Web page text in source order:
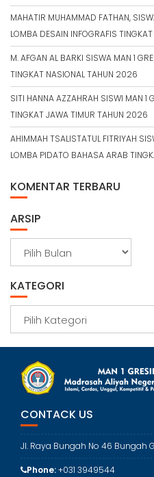
MAHATIR MUHAMMAD FATHAN,
LOMBA DESAIN INFOGRAFIS
M. AFGAN AL BARKI SISWA MAN 1
TINGKAT NASIONAL TAHUN 2026
SITI HANNA AZZAHRAH SISWI MAN 1
TINGKAT JAWA TIMUR TAHUN 2026
AHIMMAH TSALISTATUL FITRIYAH
LOMBA PIDATO BAHASA ARAB
KOMENTAR TERBARU
ARSIP
i
KATEGORI
t
CONTACK US
Jl. Raya Bungah No 46 Bungah
Phone:+031 3949544